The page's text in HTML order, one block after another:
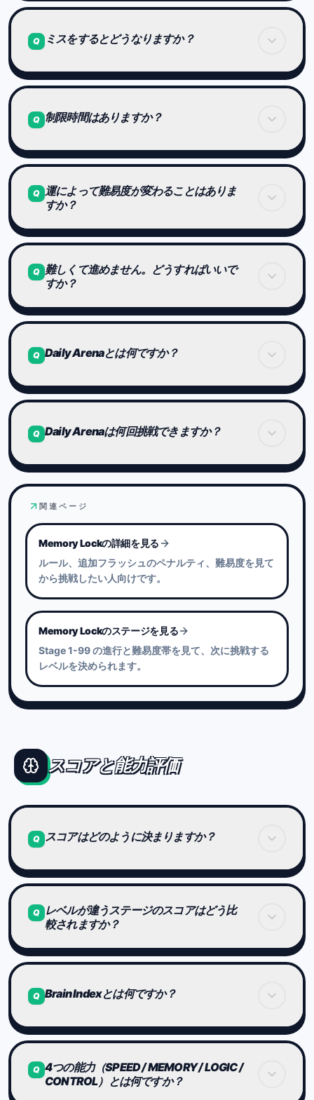
それぞれのゲームは、使う能力やルールが異なりま
推論中心のゲーム
記憶中心のゲーム
Q ミスをするとどうなりますか？
ミスは可能だが、その分タイムが遅くなるゲーム
どのゲームも、ミスの扱いはあらかじめ明確に定義
されています。
Q 制限時間はありますか？
Brain Arenaは「時間内に終わらせる」ゲームでは
どれだけ速く正確にクリアできるかを競うタイムレ
早く終わるほど高評価になります。
Q 運によって難易度が変わることはありま
すか？
ただし、難易度はレベル基準で統一されており、
極端に有利・不利になることはありません。
多少の運の影響はありますが、
Q 難しくて進めません。どうすればいいで
すか？
態を作るのがおすすめです。
速さだけでなく、「正確さ」や「判断の安定」を意
Q Daily Arenaとは何ですか？
のRoundで同じ問題に挑戦する本番競技モードで
す。
通常トレーニングとは別に、公開時点で固定された
問題を使うため、同じRoundの参加者は同じ条件で
記録を競います。
Q Daily Arenaは何回挑戦できますか？
Daily Arenaは1日1回の一発勝負です。
開始すると、そのRoundの再挑戦はできません。
クリアした結果はランキングとBrain Indexの更新
に使われます。
関連ページ
Memory Lockの詳細を見る
ルール、追加フラッシュのペナルティ、難易度を見て
から挑戦したい人向けです。
Memory Lockのステージを見る
Stage 1-99 の進行と難易度帯を見て、次に挑戦する
レベルを決められます。
スコアと能力評価
Q スコアはどのように決まりますか？
速く正確にクリアするほど高評価になります。
れ、
Q レベルが違うステージのスコアはどう比
較されますか？
「難しいステージで速かった」ことが
Q Brain Indexとは何ですか？
/ Memory / Logic / Controlの4軸プロフィールを更
新する指標です。
Q 4つの能力（SPEED / MEMORY / LOGIC /
CONTROL）とは何ですか？